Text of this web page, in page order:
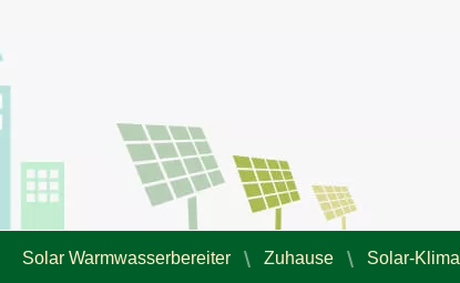
Solar Warmwasserbereiter Zuhause Solar-